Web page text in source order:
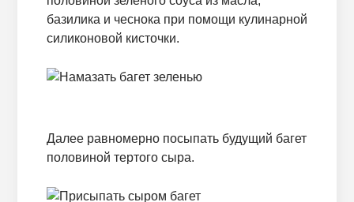
базилика и чеснока при помощи кулинарной
силиконовой кисточки.
Далее равномерно посыпать будущий багет
половиной тертого сыра.